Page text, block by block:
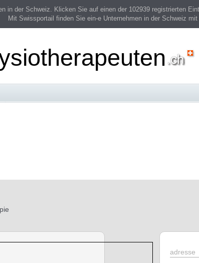
in der Schweiz. Klicken Sie auf einen der 102939 registrierten
Mit Swissportail finden Sie ein-e Unternehmen in der Schweiz
adresse